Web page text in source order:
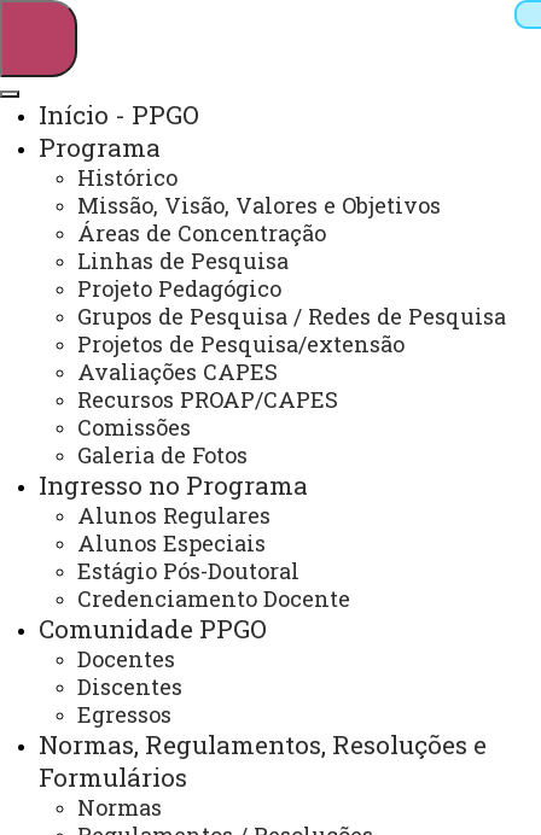
Webmail Sistemas
Arquivo Virtual
Campus
Início - PPGO
Programa
Histórico
Missão, Visão, Valores e Objetivos
Áreas de Concentração
Linhas de Pesquisa
Projeto Pedagógico
Grupos de Pesquisa / Redes de Pesquisa
Projetos de Pesquisa/extensão
Avaliações CAPES
Recursos PROAP/CAPES
Comissões
Galeria de Fotos
Ingresso no Programa
Alunos Regulares
Alunos Especiais
Estágio Pós-Doutoral
Credenciamento Docente
Comunidade PPGO
Docentes
Discentes
Egressos
Normas, Regulamentos, Resoluções e
Formulários
Normas
Mestrado em Odontologia
Nossa Localização
O programa de Pós-Graduação em Odontologia da
Universidade Estadual do Oeste do Paraná (Unioeste)
está localizado no Campus de Cascavel, naRua
Universitária, n° 2069,
ATUALIZAÇÃO MAIS RECENTE: 22 DE AGOSTO DE
2025